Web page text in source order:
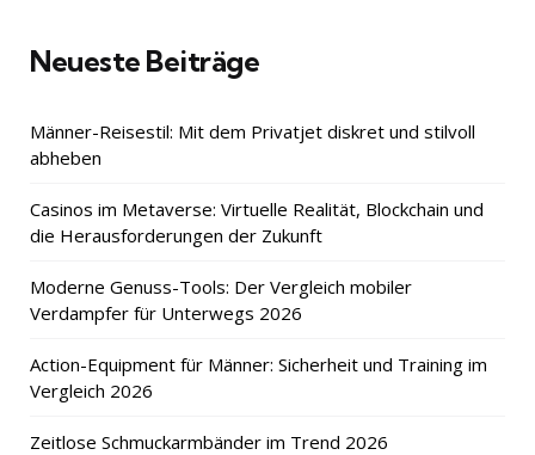
Neueste Beiträge
Männer-Reisestil: Mit dem Privatjet diskret und stilvoll
abheben
Casinos im Metaverse: Virtuelle Realität, Blockchain und
die Herausforderungen der Zukunft
Moderne Genuss-Tools: Der Vergleich mobiler
Verdampfer für Unterwegs 2026
Action-Equipment für Männer: Sicherheit und Training im
Vergleich 2026
Zeitlose Schmuckarmbänder im Trend 2026